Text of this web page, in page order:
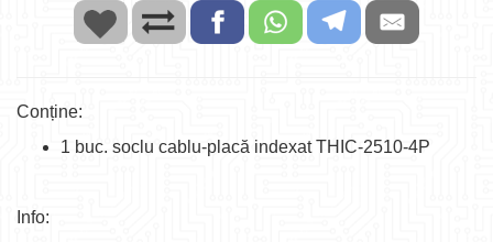
Conține:
1 buc. soclu cablu-placă indexat THIC-2510-4P
Info: